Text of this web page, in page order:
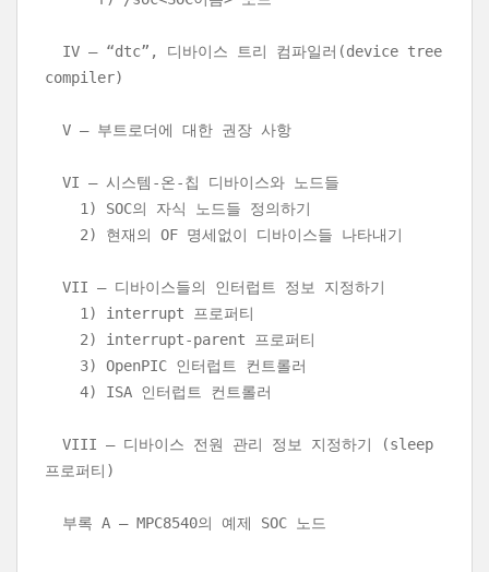
IV – “dtc”, 디바이스 트리 컴파일러(device tree
compiler)
V – 부트로더에 대한 권장 사항
VI – 시스템-온-칩 디바이스와 노드들
1) SOC의 자식 노드들 정의하기
2) 현재의 OF 명세없이 디바이스들 나타내기
VII – 디바이스들의 인터럽트 정보 지정하기
1) interrupt 프로퍼티
2) interrupt-parent 프로퍼티
3) OpenPIC 인터럽트 컨트롤러
4) ISA 인터럽트 컨트롤러
VIII – 디바이스 전원 관리 정보 지정하기 (sleep
프로퍼티)
부록 A – MPC8540의 예제 SOC 노드